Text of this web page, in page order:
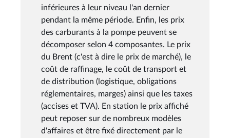
inférieures à leur niveau l'an dernier
pendant la même période. Enfin, les prix
des carburants à la pompe peuvent se
décomposer selon 4 composantes. Le prix
du Brent (c'est à dire le prix de marché), le
coût de raffinage, le coût de transport et
de distribution (logistique, obligations
réglementaires, marges) ainsi que les taxes
(accises et TVA). En station le prix affiché
peut reposer sur de nombreux modèles
d'affaires et être fixé directement par le